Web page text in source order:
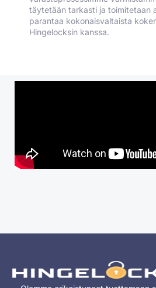
täytetään tarkasti ja toimitetaan
parantaa kokonaisvaltaista
Hingelocksin kanssa.